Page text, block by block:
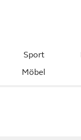
Sport
Möbel